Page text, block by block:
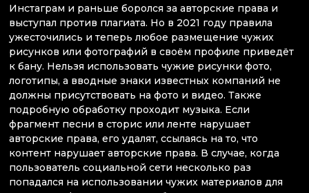
Инстаграм и раньше боролся за авторские права и
выступал против плагиата. Но в 2021 году правила
ужесточились и теперь любое размещение чужих
рисунков или фотографий в своём профиле приведёт
к бану. Нельзя использовать чужие рисунки фото,
логотипы, а вводные знаки известных компаний не
должны присутствовать на фото и видео. Также
подробную обработку проходит музыка. Если
фрагмент песни в сторис или ленте нарушает
авторские права, его удалят, ссылаясь на то, что
контент нарушает авторские права. В случае, когда
пользователь социальной сети несколько раз
попадался на использовании чужих материалов для